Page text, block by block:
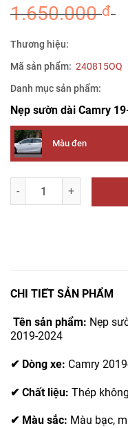
5 based on
customer
ratings
1.650.000đ
Thương hiệu:
Mã sản phẩm: 240815OQ
Danh mục sản phẩm:
Nẹp sườn dài Camry
Màu đen
CHI TIẾT SẢN PHẨM
Tên sản phẩm: Nẹp
2019-2024
✔ Dòng xe: Camry
✔ Chất liệu: Thép
✔ Màu sắc: Màu bạc,